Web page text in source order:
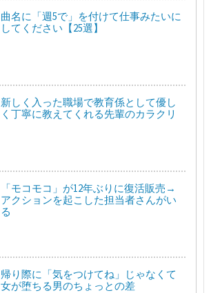
曲名に「週5で」を付けて仕事みたいに
してください【25選】
新しく入った職場で教育係として優し
く丁寧に教えてくれる先輩のカラクリ
「モコモコ」が12年ぶりに復活販売→
アクションを起こした担当者さんがい
る
帰り際に「気をつけてね」じゃなくて
女が堕ちる男のちょっとの差